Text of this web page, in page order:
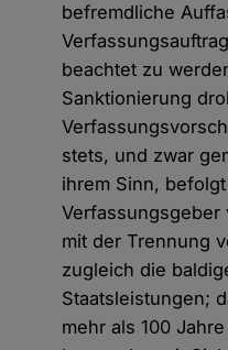
befremdliche
beachtet zu
Sanktionierung
stets, und zwar
ihrem Sinn,
Verfassungsgeber
mit der Trennung
zugleich die
Staatsleistungen;
mehr als 100